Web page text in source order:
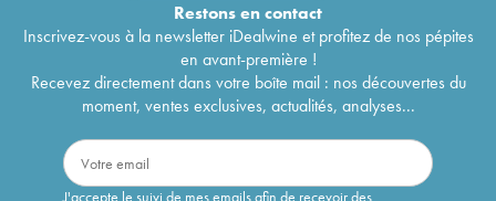
Restons encontact
Inscrivez-vous à la newsletter iDealwine et profitez de nos pépites
en avant-première !
Recevez directement dans votre boîte mail : nos découvertes du
moment, ventes exclusives, actualités, analyses...
J'accepte le suivi de mes emails afin de recevoir des